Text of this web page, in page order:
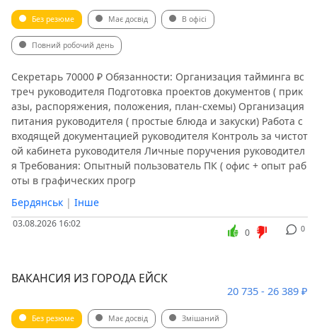
Без резюме Має досвід В офісі
Повний робочий день
Секретарь 70000 ₽ Обязанности: Организация тайминга вс
треч руководителя Подготовка проектов документов ( прик
азы, распоряжения, положения, план-схемы) Организация
питания руководителя ( простые блюда и закуски) Работа с
входящей документацией руководителя Контроль за чистот
ой кабинета руководителя Личные поручения руководител
я Требования: Опытный пользователь ПК ( офис + опыт раб
оты в графических прогр
Бердянськ | Інше
03.08.2026 16:02 0
0
ВАКАНСИЯ ИЗ ГОРОДА ЕЙСК
20 735 - 26 389 ₽
Без резюме Має досвід Змішаний